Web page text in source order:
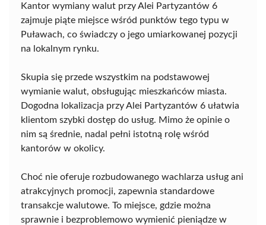
Kantor wymiany walut przy Alei Partyzantów 6
zajmuje piąte miejsce wśród punktów tego typu w
Puławach, co świadczy o jego umiarkowanej pozycji
na lokalnym rynku.
Skupia się przede wszystkim na podstawowej
wymianie walut, obsługując mieszkańców miasta.
Dogodna lokalizacja przy Alei Partyzantów 6 ułatwia
klientom szybki dostęp do usług. Mimo że opinie o
nim są średnie, nadal pełni istotną rolę wśród
kantorów w okolicy.
Choć nie oferuje rozbudowanego wachlarza usług ani
atrakcyjnych promocji, zapewnia standardowe
transakcje walutowe. To miejsce, gdzie można
sprawnie i bezproblemowo wymienić pieniądze w